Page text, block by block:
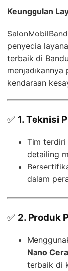
Keunggulan
penyedia
terbaik di
menjadikannya
kendaraan
✅ 1. Teknisi
Tim terdiri
detailing
dalam
✅ 2. Produk
Nano
terbaik di